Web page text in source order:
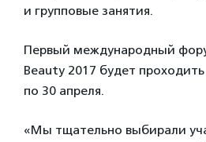
и групповые занятия.
Первый международный
Beauty 2017 будет
по 30 апреля.
«Мы тщательно выбирали